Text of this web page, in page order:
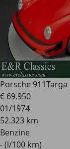
Porsche 911Targa
€ 69.950
01/1974
52.323 km
Benzine
- (l/100 km)